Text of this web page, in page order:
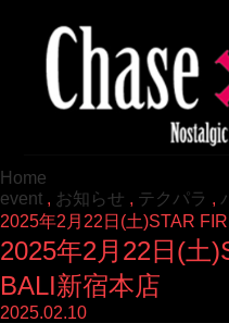
Home
event , お知らせ , テクパラ ,
2025年2月22日(土)STAR
2025年2月22日(土
BALI新宿本店
2025.02.10